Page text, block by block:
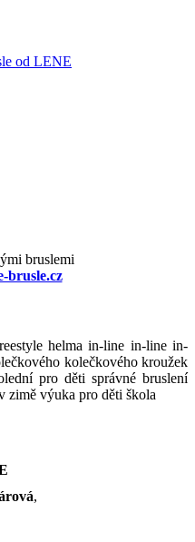
bruslemi
brusle.cz
helma in-line in-line in-
kolečkového kroužek
pro děti správné bruslení
zimě výuka pro děti škola
,